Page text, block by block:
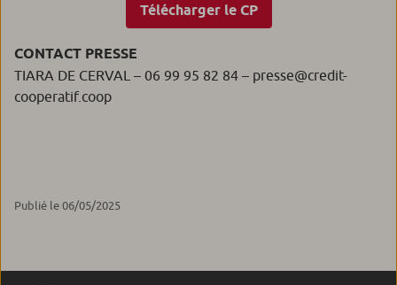
Télécharger le CP
CONTACT PRESSE
TIARA DE CERVAL – 06 99 95 82 84 – presse@credit-
cooperatif.coop
Publié le 06/05/2025